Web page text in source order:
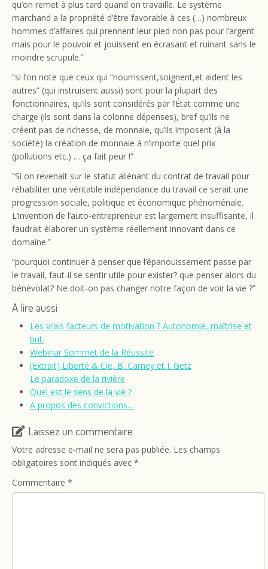
qu’on remet à plus tard quand on travaille. Le système
marchand a la propriété d’être favorable à ces (…) nombreux
hommes d’affaires qui prennent leur pied non pas pour l’argent
mais pour le pouvoir et jouissent en écrasant et ruinant sans le
moindre scrupule.”
“si l’on note que ceux qui “nourrissent,soignent,et aident les
autres” (qui instruisent aussi) sont pour la plupart des
fonctionnaires, qu’ils sont considérés par l’État comme une
charge (ils sont dans la colonne dépenses), bref qu’ils ne
créent pas de richesse, de monnaie, qu’ils imposent (à la
société) la création de monnaie à n’importe quel prix
(pollutions etc.) … ça fait peur !”
“Si on revenait sur le statut aliénant du contrat de travail pour
réhabiliter une véritable indépendance du travail ce serait une
progression sociale, politique et économique phénoménale.
L’invention de l’auto-entrepreneur est largement insuffisante, il
faudrait élaborer un système réellement innovant dans ce
domaine.”
“pourquoi continuer à penser que l’épanouissement passe par
le travail, faut-il se sentir utile pour exister? que penser alors du
bénévolat? Ne doit-on pas changer notre façon de voir la vie ?”
A lire aussi
Les vrais facteurs de motivation ? Autonomie, maîtrise et
but.
Webinar Sommet de la Réussite
[Extrait] Liberté & Cie, B. Carney et I. Getz
Le paradoxe de la rivière
Quel est le sens de la vie ?
A propos des convictions…
Laissez un commentaire
Votre adresse e-mail ne sera pas publiée. Les champs
obligatoires sont indiqués avec *
Commentaire *